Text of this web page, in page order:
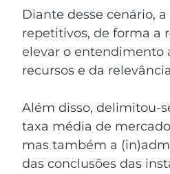
Diante desse cenário,
repetitivos, de forma a
elevar o entendimento
recursos e da
Além disso, delimitou-
taxa média de
mas também a
das conclusões das